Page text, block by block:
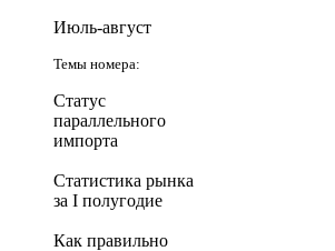
Июль-август
Темы номера:
Статус
параллельного
импорта
Статистика рынка
за I полугодие
Как правильно